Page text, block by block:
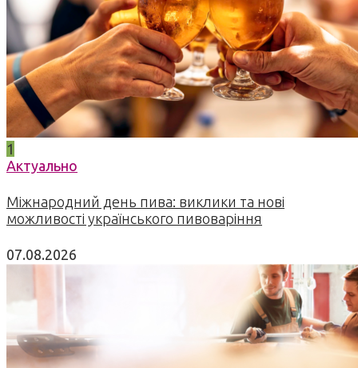
1
Актуально
Міжнародний день пива: виклики та нові
можливості українського пивоваріння
07.08.2026